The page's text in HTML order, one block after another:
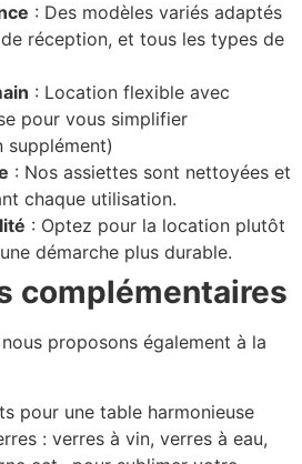
: Des modèles variés adaptés
réception, et tous les types de
: Location flexible avec
pour vous simplifier
supplément)
: Nos assiettes sont nettoyées et
chaque utilisation.
: Optez pour la location plutôt
démarche plus durable.
complémentaires
proposons également à la
pour une table harmonieuse
: verres à vin, verres à eau,